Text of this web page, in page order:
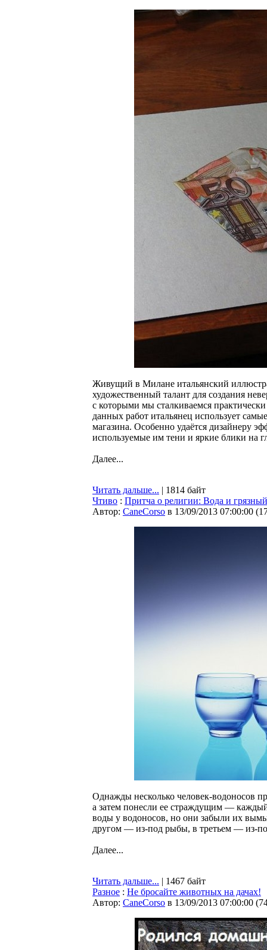
Живущий в Милане итальянский
художественный талант для создания
с которыми мы сталкиваемся
данных работ итальянец использует
магазина. Особенно удаётся дизайнеру
используемые им тени и яркие блики на
Далее...
Читать дальше... | 1814 байт
Чтиво : Притча о религии: Вода и
Автор: CaneCorso в 13/09/2013 07:00:00 (
Однажды несколько человек-водоносов
а затем понесли ее страждущим —
воды у водоносов, но они забыли их
другом — из-под рыбы, в третьем — из-
Далее...
Читать дальше... | 1467 байт
Разное : Не бросайте животных на дачах!
Автор: CaneCorso в 13/09/2013 07:00:00 (